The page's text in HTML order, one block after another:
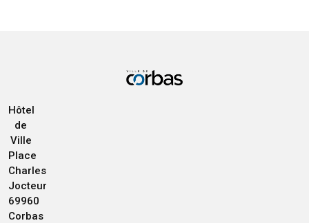
Hôtel
de
Ville
Place
Charles
Jocteur
69960
Corbas